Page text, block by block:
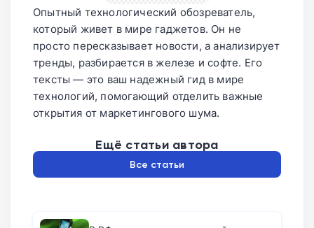
Опытный технологический обозреватель,
который живет в мире гаджетов. Он не
просто пересказывает новости, а анализирует
тренды, разбирается в железе и софте. Его
тексты — это ваш надежный гид в мире
технологий, помогающий отделить важные
открытия от маркетингового шума.
Ещё статьи автора
Все статьи